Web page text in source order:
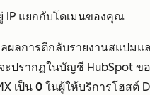
IP แยกกับโดเมนของคุณ
ผลการตีกลับรายงานสแปมแ
จะปรากฏในบัญชี HubSpot
เป็น 0 ในผู้ให้บริการโฮสต์